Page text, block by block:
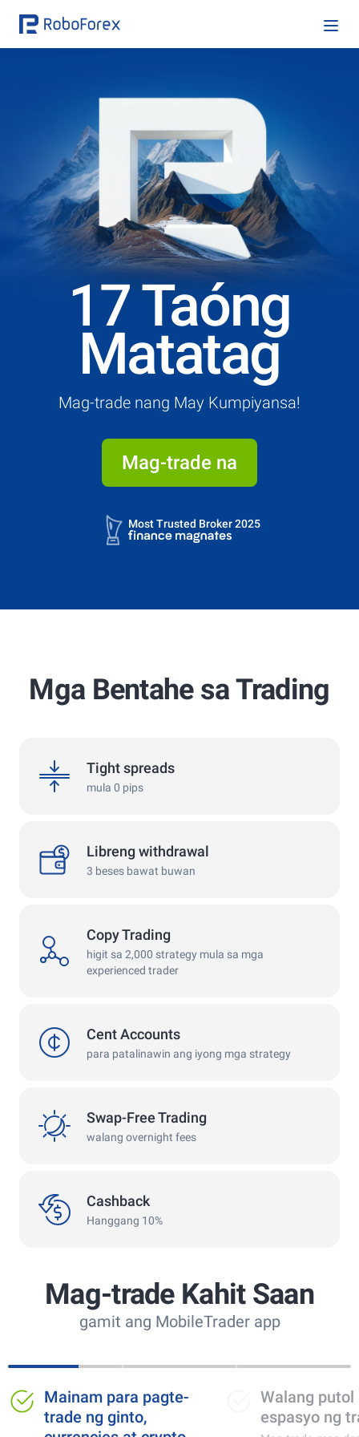
17 Taóng
Matatag
Mag-trade nang May Kumpiyansa!
Mag-trade na
4.7
Most Trusted Broker 2025
4.7 4.9
Mga Bentahe sa Trading
Tight spreads
mula 0 pips
Libreng withdrawal
3 beses bawat buwan
Copy Trading
higit sa 2,000 strategy mula sa mga
experienced trader
Cent Accounts
para patalinawin ang iyong mga strategy
Swap-Free Trading
walang overnight fees
Cashback
Hanggang 10%
Mag-trade Kahit Saan
gamit ang MobileTrader app
Walang putol na
espasyo ng trading